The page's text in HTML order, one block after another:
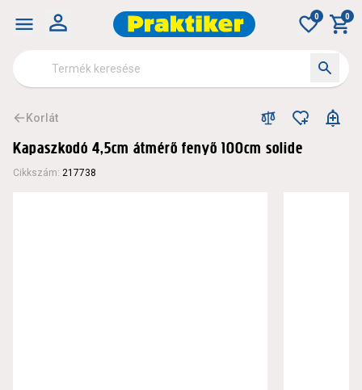
0 0
Korlát
Kapaszkodó 4,5cm átmérő fenyő 100cm solide
Cikkszám: 217738